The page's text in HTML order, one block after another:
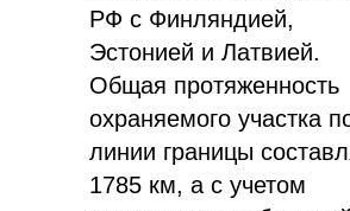
РФ с Финляндией,
Эстонией и Латвией.
Общая протяженность
охраняемого участка
линии границы
1785 км, а с учетом